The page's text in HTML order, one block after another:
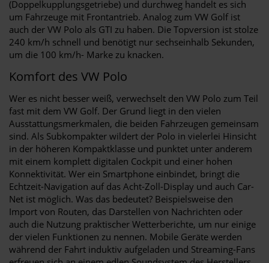
(Doppelkupplungsgetriebe) und durchweg handelt es sich
um Fahrzeuge mit Frontantrieb. Analog zum VW Golf ist
auch der VW Polo als GTI zu haben. Die Topversion ist stolze
240 km/h schnell und benötigt nur sechseinhalb Sekunden,
um die 100 km/h- Marke zu knacken.
Komfort des VW Polo
Wer es nicht besser weiß, verwechselt den VW Polo zum Teil
fast mit dem VW Golf. Der Grund liegt in den vielen
Ausstattungsmerkmalen, die beiden Fahrzeugen gemeinsam
sind. Als Subkompakter wildert der Polo in vielerlei Hinsicht
in der höheren Kompaktklasse und punktet unter anderem
mit einem komplett digitalen Cockpit und einer hohen
Konnektivität. Wer ein Smartphone einbindet, bringt die
Echtzeit-Navigation auf das Acht-Zoll-Display und auch Car-
Net ist möglich. Was das bedeutet? Beispielsweise den
Import von Routen, das Darstellen von Nachrichten oder
auch die Nutzung praktischer Wetterberichte, um nur einige
der vielen Funktionen zu nennen. Mobile Geräte werden
während der Fahrt induktiv aufgeladen und Streaming-Fans